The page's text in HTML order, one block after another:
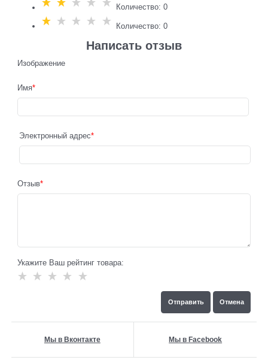
Количество: 0
Количество: 0
Написать отзыв
Изображение
Имя
Электронный адрес
Отзыв
Укажите Ваш рейтинг товара:
Мы в Вконтакте Мы в Facebook